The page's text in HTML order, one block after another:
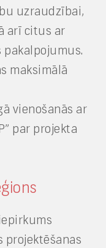
uzraudzībai,
arī citus ar
maksimālā
vienošanās ar
par projekta